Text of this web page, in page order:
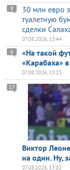
30 млн евро
туалетную
сделки
9
07.08.2026, 13:44
«На такой
«Карабаха»
6
07.08.2026, 13:23
Виктор
на один. Ну,
17
07.08.2026, 13:02